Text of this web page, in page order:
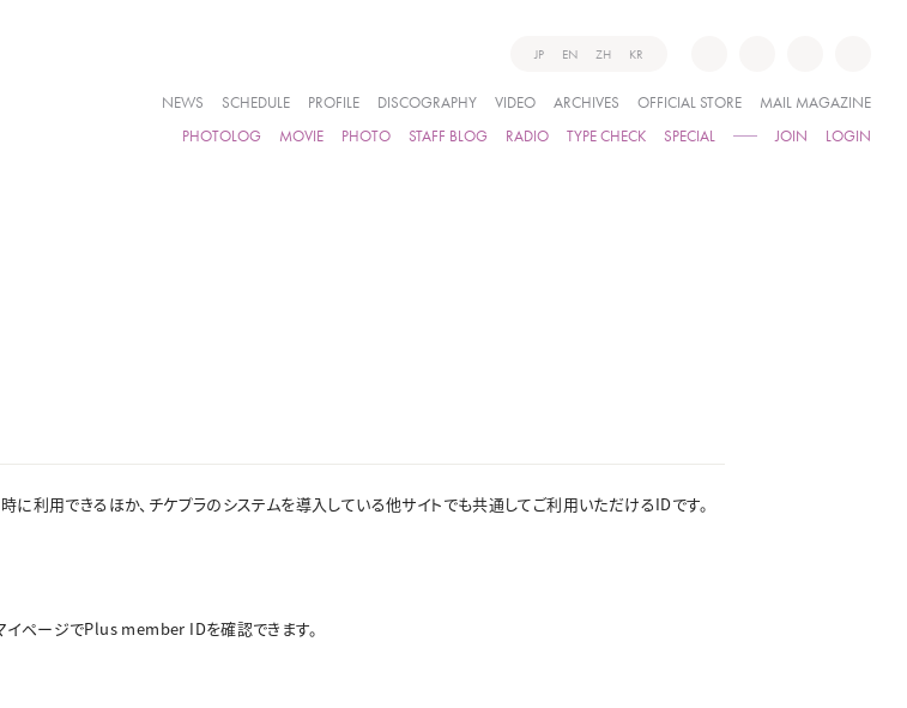
JP EN ZH KR
NEWS SCHEDULE PROFILE DISCOGRAPHY VIDEO ARCHIVES OFFICIAL STORE
MAIL MAGAZINE
PHOTOLOG
MOVIE PHOTO STAFF BLOG RADIO TYPE CHECK SPECIAL JOIN LOGIN
利用できるほか、チケプラのシステムを導入している他サイトでも共通してご利用いただけるIDです。
イページでPlus member IDを確認できます。